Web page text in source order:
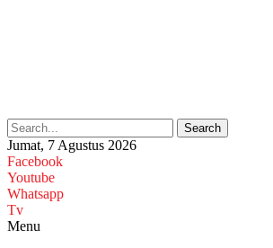
Search
Jumat, 7 Agustus 2026
Facebook
Youtube
Whatsapp
Tv
Menu